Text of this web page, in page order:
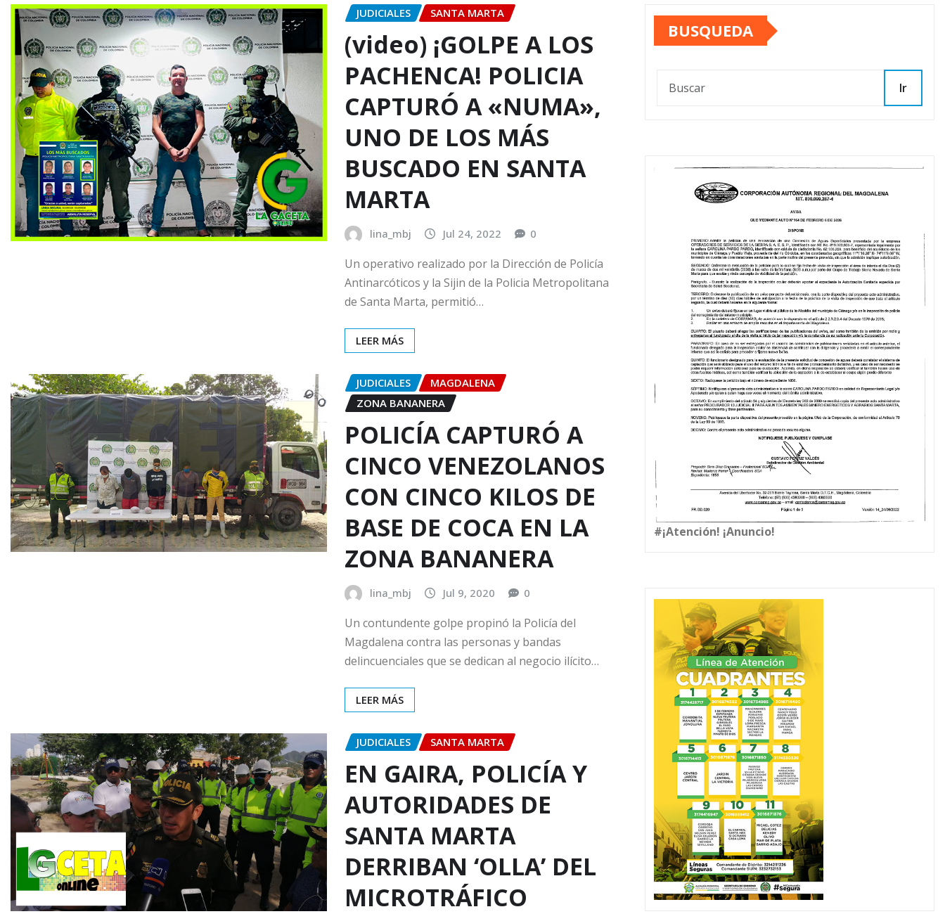
JUDICIALES SANTA MARTA
(video) ¡GOLPE A LOS
PACHENCA! POLICIA
CAPTURÓ A «NUMA»,
UNO DE LOS MÁS
BUSCADO EN SANTA
MARTA
lina_mbj Jul 24, 2022 0
Un operativo realizado por la Dirección de Policía
Antinarcóticos y la Sijin de la Policia Metropolitana
de Santa Marta, permitió…
LEER MÁS
JUDICIALES
MAGDALENA
ZONA BANANERA
POLICÍA CAPTURÓ A
CINCO VENEZOLANOS
CON CINCO KILOS DE
BASE DE COCA EN LA
ZONA BANANERA
lina_mbj Jul 9, 2020 0
Un contundente golpe propinó la Policía del
Magdalena contra las personas y bandas
delincuenciales que se dedican al negocio ilícito…
LEER MÁS
JUDICIALES SANTA MARTA
EN GAIRA, POLICÍA Y
AUTORIDADES DE
SANTA MARTA
DERRIBAN ‘OLLA’ DEL
MICROTRÁFICO
BUSQUEDA
Ir
#¡Atención! ¡Anuncio!